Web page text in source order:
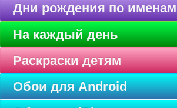
Дни рождения по именам
На каждый день
Раскраски детям
Обои для Android